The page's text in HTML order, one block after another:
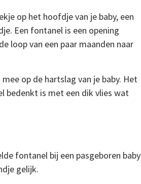
op het hoofdje van je baby, een
Een fontanel is een opening
loop van een paar maanden naar
op de hartslag van je baby. Het
bedenkt is met een dik vlies wat
fontanel bij een pasgeboren baby
gelijk.